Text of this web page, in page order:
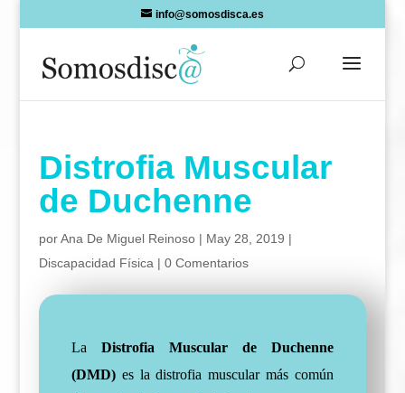
info@somosdisca.es
Distrofia Muscular
de Duchenne
porAna De Miguel Reinoso| May 28, 2019 |
Discapacidad Física | 0 Comentarios
La Distrofia Muscular de Duchenne
(DMD)es la distrofia muscular más común